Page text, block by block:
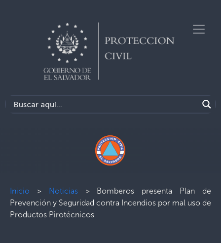
Inicio > Noticias> Bomberos presenta Plan de
Prevención y Seguridad contra Incendios por mal uso de
Productos Pirotécnicos